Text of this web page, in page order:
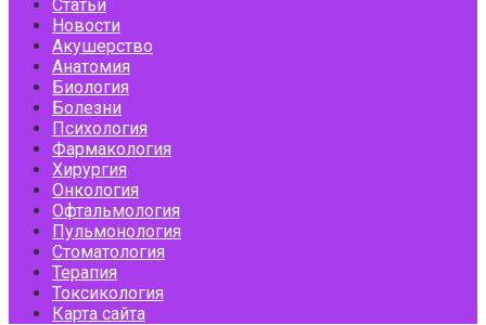
Статьи
Новости
Акушерство
Анатомия
Биология
Болезни
Психология
Фармакология
Хирургия
Онкология
Офтальмология
Пульмонология
Стоматология
Терапия
Токсикология
Карта сайта